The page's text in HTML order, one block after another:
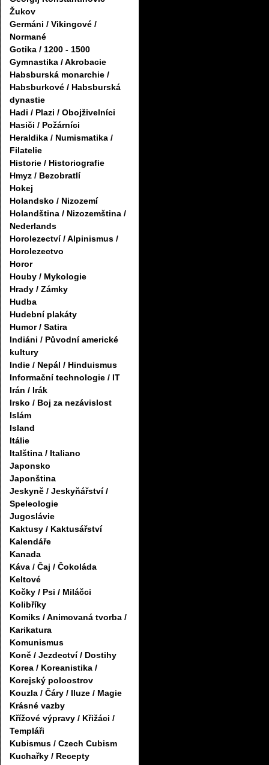
Žukov
Germáni / Vikingové /
Normané
Gotika / 1200 - 1500
Gymnastika / Akrobacie
Habsburská monarchie /
Habsburkové / Habsburská
dynastie
Hadi / Plazi / Obojživelníci
Hasiči / Požárníci
Heraldika / Numismatika /
Filatelie
Historie / Historiografie
Hmyz / Bezobratlí
Hokej
Holandsko / Nizozemí
Holandština / Nizozemština /
Nederlands
Horolezectví / Alpinismus /
Horolezectvo
Horor
Houby / Mykologie
Hrady / Zámky
Hudba
Hudební plakáty
Humor / Satira
Indiáni / Původní americké
kultury
Indie / Nepál / Hinduismus
Informační technologie / IT
Irán / Irák
Irsko / Boj za nezávislost
Islám
Island
Itálie
Italština / Italiano
Japonsko
Japonština
Jeskyně / Jeskyňářství /
Speleologie
Jugoslávie
Kaktusy / Kaktusářství
Kalendáře
Kanada
Káva / Čaj / Čokoláda
Keltové
Kočky / Psi / Miláčci
Kolibříky
Komiks / Animovaná tvorba /
Karikatura
Komunismus
Koně / Jezdectví / Dostihy
Korea / Koreanistika /
Korejský poloostrov
Kouzla / Čáry / Iluze / Magie
Krásné vazby
Křížové výpravy / Křižáci /
Templáři
Kubismus / Czech Cubism
Kuchařky / Recepty